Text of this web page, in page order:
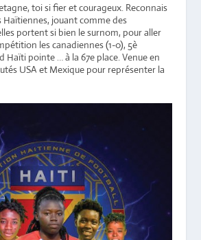
toi si fier et courageux. Reconnais
Haïtiennes, jouant comme des
portent si bien le surnom, pour aller
les canadiennes (1-0), 5è
Haïti pointe … à la 67e place. Venue en
USA et Mexique pour représenter la